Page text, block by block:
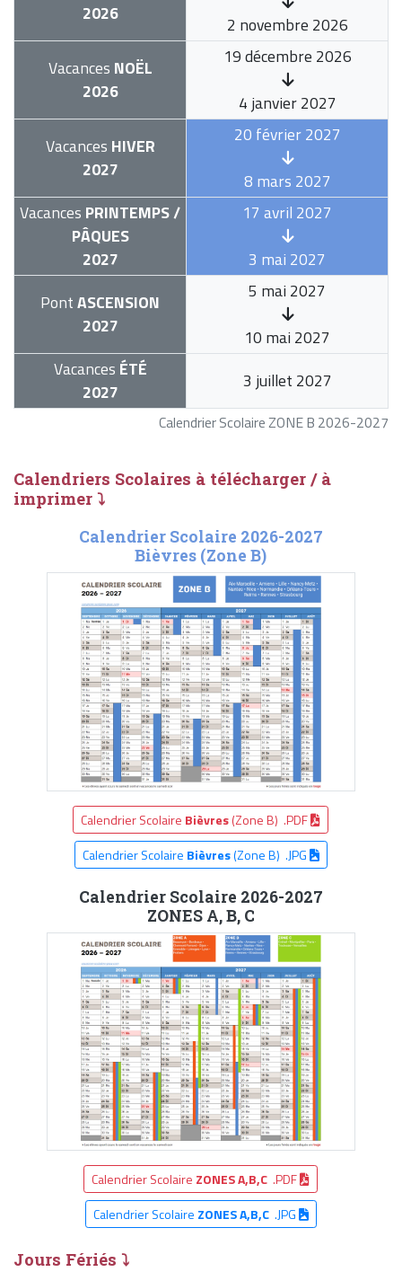
Calendrier Scolaire ZONE B 2026-2027
2026
2 novembre 2026
Vacances NOËL
2026
19 décembre 2026
4 janvier 2027
Vacances HIVER
2027
20 février 2027
8 mars 2027
Vacances PRINTEMPS /
PÂQUES
2027
17 avril 2027
3 mai 2027
PontASCENSION
2027
5 mai 2027
10 mai 2027
Vacances ÉTÉ
2027
3 juillet 2027
Calendriers Scolaires à télécharger / à
imprimer ⤵
Calendrier Scolaire 2026-2027
Bièvres (Zone B)
Calendrier Scolaire Bièvres(Zone B) .PDF
Calendrier Scolaire Bièvres(Zone B) .JPG
Calendrier Scolaire 2026-2027
ZONES A, B, C
Calendrier Scolaire ZONES A,B,C .PDF
Calendrier Scolaire ZONES A,B,C.JPG
Jours Fériés ⤵